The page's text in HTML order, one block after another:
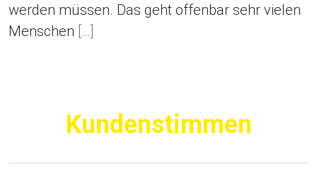
werden müssen. Das geht offenbar sehr vielen
Menschen […]
Kundenstimmen